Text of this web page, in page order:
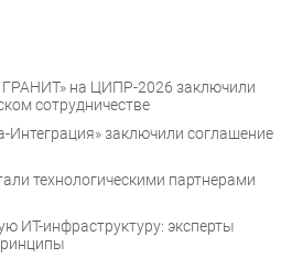
ГРАНИТ» на ЦИПР-2026 заключили
сотрудничестве
Интеграция» заключили соглашение
технологическими партнерами
ИТ-инфраструктуру: эксперты